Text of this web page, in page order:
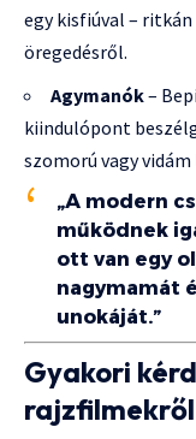
egy kisfiúval –
öregedésről.
Agymanók–
kiindulópont
szomorú vagy vidám
„A modern
működnek
ott van egy
nagymamát
unokáját.”
Gyakori